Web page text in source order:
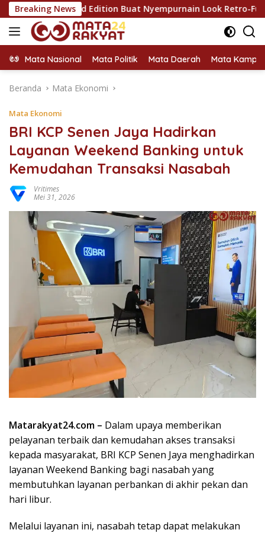
Langsung
ke
konten
Breaking News
Edition Buat Nyempurnain Look Retro-Future Lo
Mata Nasional Mata Politik Mata Daerah Mata
Beranda Mata Ekonomi
Mata Ekonomi
BRI KCP Senen Jaya Hadirkan
Layanan Weekend Banking untuk
Kemudahan Transaksi Nasabah
Vritimes
Mei 31, 2026
Matarakyat24.com – Dalam upaya memberikan
pelayanan terbaik dan kemudahan akses transaksi
kepada masyarakat, BRI KCP Senen Jaya menghadirkan
layanan Weekend Banking bagi nasabah yang
membutuhkan layanan perbankan di akhir pekan dan
hari libur.
Melalui layanan ini, nasabah tetap dapat melakukan